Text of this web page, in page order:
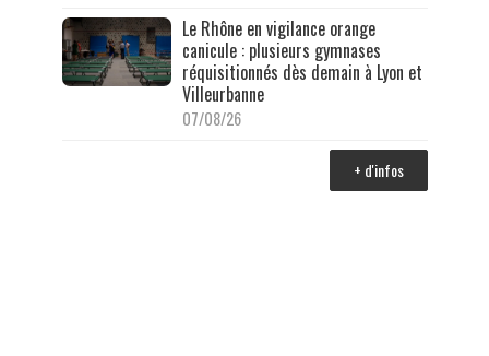
Le Rhône en vigilance orange
canicule : plusieurs gymnases
réquisitionnés dès demain à Lyon et
Villeurbanne
07/08/26
+ d'infos